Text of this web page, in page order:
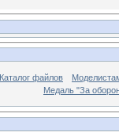
Каталог файлов
Медаль "За